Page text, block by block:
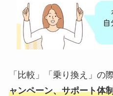
「比較」「乗り換え」の
ャンペーン、サポート体